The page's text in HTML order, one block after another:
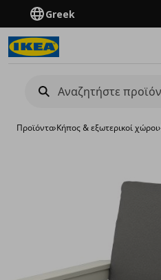
Greek
Προϊόντα›Κήπος & εξωτερικοί χώροι›